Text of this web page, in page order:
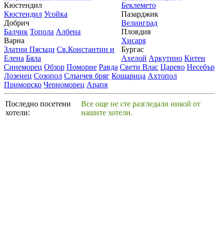
Кюстендил
Кюстендил Усойка
Добрич
Балчик Топола Албена
Варна
Златни Пясъци Св.Константин и
Елена Бяла
Беклемето
Пазарджик
Велинград
Пловдив
Хисаря
Бургас
Ахелой Аркутино Китен
Синеморец Обзор Поморие Равда Свети Влас Царево Несебър
Лозенец Созопол Слънчев бряг Кошарица Ахтопол
Приморско Черноморец Арапя
Последно посетени
хотели:
Все още не сте разгледали никой от
нашите хотели.